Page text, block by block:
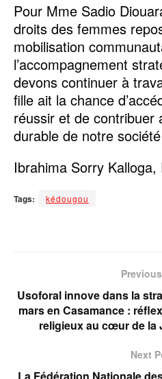
Pour Mme Sadio
droits des femmes
mobilisation
l’accompagnement
devons continuer à
fille ait la chance
réussir et de contribuer
durable de notre
Ibrahima Sorry
Tags: kédougou
Usoforal innove dans la
mars en Casamance :
religieux au cœur de la
Next